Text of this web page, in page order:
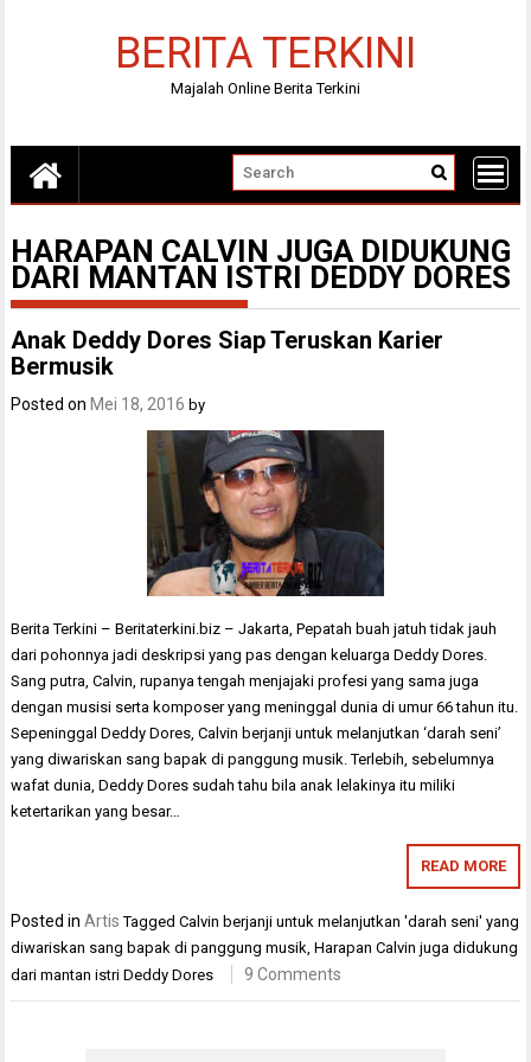
BERITA TERKINI
Majalah Online Berita Terkini
HARAPAN CALVIN JUGA DIDUKUNG
DARI MANTAN ISTRI DEDDY DORES
Anak Deddy Dores Siap Teruskan Karier
Bermusik
Posted on Mei 18, 2016 by
Berita Terkini – Beritaterkini.biz – Jakarta, Pepatah buah jatuh tidak jauh
dari pohonnya jadi deskripsi yang pas dengan keluarga Deddy Dores.
Sang putra, Calvin, rupanya tengah menjajaki profesi yang sama juga
dengan musisi serta komposer yang meninggal dunia di umur 66 tahun itu.
Sepeninggal Deddy Dores, Calvin berjanji untuk melanjutkan ‘darah seni’
yang diwariskan sang bapak di panggung musik. Terlebih, sebelumnya
wafat dunia, Deddy Dores sudah tahu bila anak lelakinya itu miliki
ketertarikan yang besar…
READ MORE
Posted inArtis TaggedCalvin berjanji untuk melanjutkan 'darah seni' yang
diwariskan sang bapak di panggung musik,Harapan Calvin juga didukung
dari mantan istri Deddy Dores
9 Comments